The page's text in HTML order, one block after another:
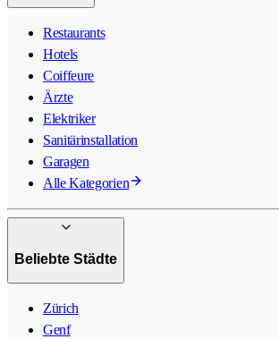
Restaurants
Hotels
Coiffeure
Ärzte
Elektriker
Sanitärinstallation
Garagen
Alle Kategorien
Beliebte Städte
Zürich
Genf